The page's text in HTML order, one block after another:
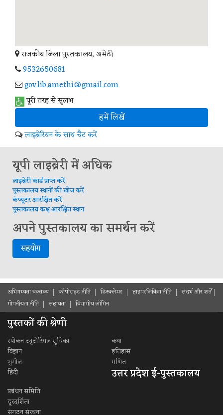
राजकीय जिला पुस्तकालय, अमेठी
9532650681
gov.lib.amethi@gmail.com
पूरी तरह से सुलभ
हमें लिखें
लाइब्रेरियन के साथ चैट करें
यूपी लाइब्रेरी में अधिक
लाइब्रेरी कार्ड प्राप्त करें
पुस्तकालय स्थानों की खोज करें
कंप्यूटर आरक्षित करें
पुस्तकालय कक्ष आरक्षित स्थान
अपने पुस्तकालय का समर्थन करें
सहयोग
अभिगम्यता वक्तव्य कॉपीराइट नीति डिस्क्लेमर हाइपरलिंकिंग नीति
संदर्भ और शर्ते
गोपनीयता नीति
सहायता विभागीय लॉगिन
पुस्तकों की श्रेणी
स्पोकन ट्यूटोरियल सुचिका
कथा
विज्ञान
इतिहास
भूगोल
गणित
हिंदी
उत्तर प्रदेश ई-पुस्तकालय
प्रबंधन समिति
दूरदर्शिता
संगठन संरचना